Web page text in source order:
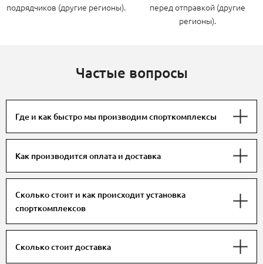
подрядчиков (другие регионы).
перед отправкой (другие
регионы).
Частые вопросы
Где и как быстро мы производим спорткомплексы
Как производится оплата и доставка
Сколько стоит и как происходит установка
спорткомплексов
Сколько стоит доставка